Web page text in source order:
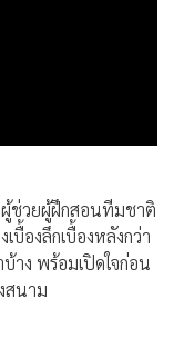
ช่วยผู้ฝึกสอนทีมชาติ
องลึกเบื้องหลังกว่า
าง พร้อมเปิดใจก่อน
สนาม